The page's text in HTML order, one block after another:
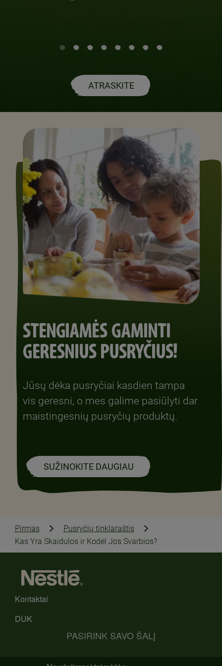
ATRASKITE
STENGIAMĖS GAMINTI
GERESNIUS PUSRYČIUS!
Jūsų dėka pusryčiai kasdien tampa
vis geresni, o mes galime pasiūlyti dar
maistingesnių pusryčių produktų.
SUŽINOKITE DAUGIAU
Pirmas
Pusryčių tinklaraštis
Kas Yra Skaidulos ir Kodėl Jos Svarbios?
Kontaktai
DUK
PASIRINK SAVO ŠALĮ